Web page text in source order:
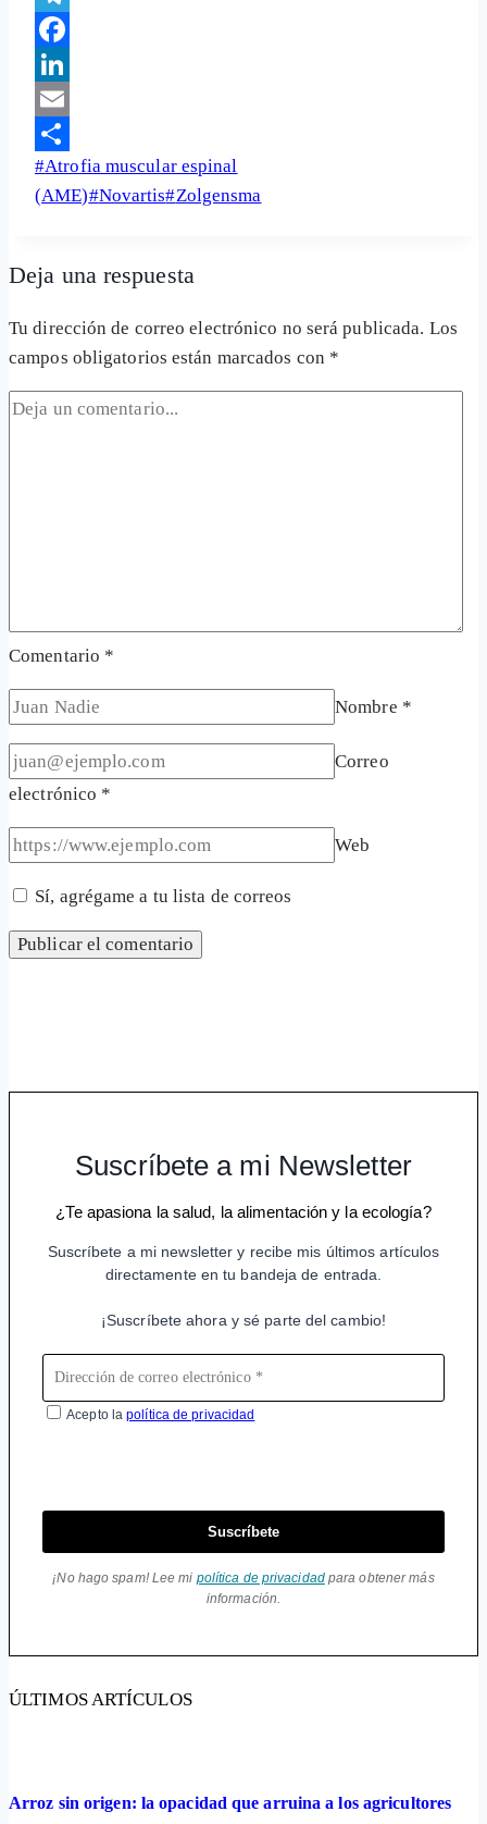
Telegram
Facebook
LinkedIn
Email
Share
Etiquetas
de
#Atrofia muscular espinal
(AME)#Novartis#Zolgensma
Deja una respuesta
Tu dirección de correo electrónico no será publicada. Los
campos obligatorios están marcados con *
Comentario *
Nombre *
Correo
electrónico *
Web
Sí, agrégame a tu lista de correos
Suscríbete a mi Newsletter
¿Te apasiona la salud, la alimentación y la ecología?
Suscríbete a mi newsletter y recibe mis últimos artículos
directamente en tu bandeja de entrada.
¡Suscríbete ahora y sé parte del cambio!
Acepto lapolítica de privacidad
Suscríbete
¡No hago spam! Lee mi política de privacidadpara obtener más
información.
ÚLTIMOS ARTÍCULOS
Arroz sin origen: la opacidad que arruina a los agricultores